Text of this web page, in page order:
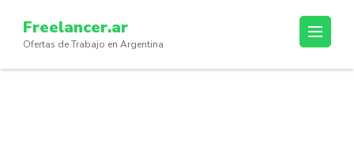
content
(Press
Freelancer.ar
Ofertas de Trabajo en Argentina